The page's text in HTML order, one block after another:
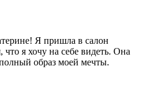
Я пришла в салон
что я хочу на себе видеть. Она
образ моей мечты.